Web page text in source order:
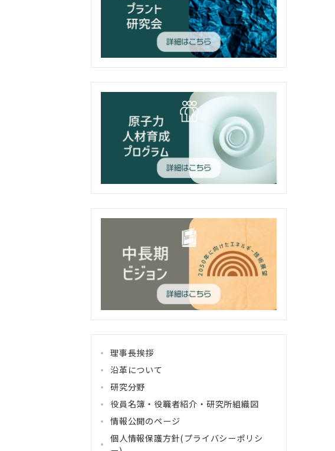
理事長挨拶
沿革について
研究分野
役員名簿・役職者紹介・研究所組織図
情報公開のページ
個人情報保護方針(プライバシーポリシ